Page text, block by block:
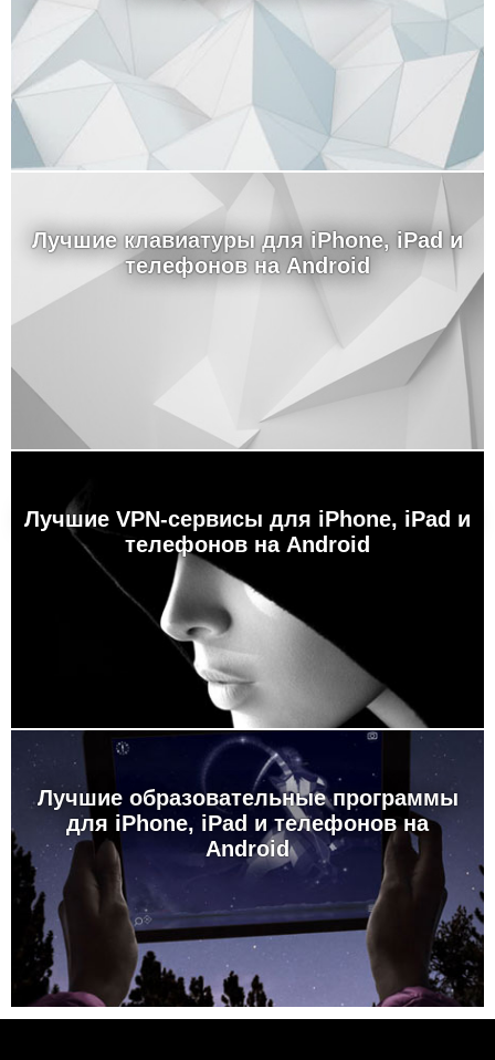
Лучшие клавиатуры для iPhone, iPad и
телефонов на Android
Лучшие VPN-сервисы для iPhone, iPad и
телефонов на Android
Лучшие образовательные программы
для iPhone, iPad и телефонов на
Android